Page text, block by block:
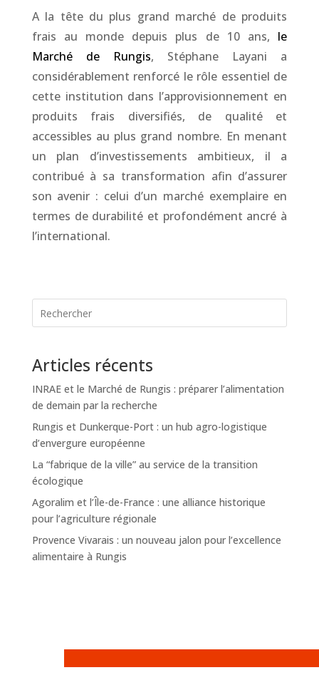
A la tête du plus grand marché de produits
frais au monde depuis plus de 10 ans, le
Marché de Rungis, Stéphane Layani a
considérablement renforcé le rôle essentiel de
cette institution dans l’approvisionnement en
produits frais diversifiés, de qualité et
accessibles au plus grand nombre. En menant
un plan d’investissements ambitieux, il a
contribué à sa transformation afin d’assurer
son avenir : celui d’un marché exemplaire en
termes de durabilité et profondément ancré à
l’international.
Articles récents
INRAE et le Marché de Rungis : préparer l’alimentation
de demain par la recherche
Rungis et Dunkerque-Port : un hub agro-logistique
d’envergure européenne
La “fabrique de la ville” au service de la transition
écologique
Agoralim et l’Île-de-France : une alliance historique
pour l’agriculture régionale
Provence Vivarais : un nouveau jalon pour l’excellence
alimentaire à Rungis